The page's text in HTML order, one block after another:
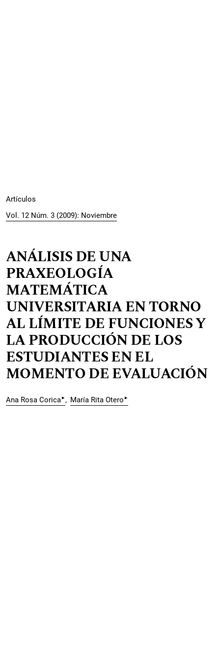
Artículos
Vol. 12 Núm. 3 (2009): Noviembre
ANÁLISIS DE UNA
PRAXEOLOGÍA
MATEMÁTICA
UNIVERSITARIA EN TORNO
AL LÍMITE DE FUNCIONES Y
LA PRODUCCIÓN DE LOS
ESTUDIANTES EN EL
MOMENTO DE EVALUACIÓN
Ana Rosa Corica▸ María Rita Otero ▸